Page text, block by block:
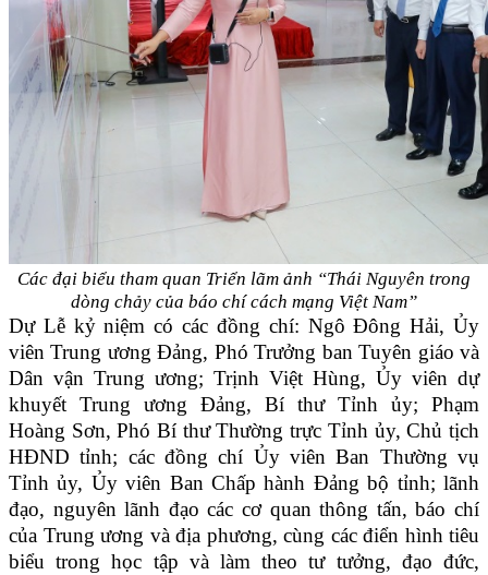
Các đại biểu tham quan Triển lãm ảnh “Thái Nguyên trong
dòng chảy của báo chí cách mạng Việt Nam”
Dự Lễ kỷ niệm có các đồng chí: Ngô Đông Hải, Ủy
viên Trung ương Đảng, Phó Trưởng ban Tuyên giáo và
Dân vận Trung ương; Trịnh Việt Hùng, Ủy viên dự
khuyết Trung ương Đảng, Bí thư Tỉnh ủy; Phạm
Hoàng Sơn, Phó Bí thư Thường trực Tỉnh ủy, Chủ tịch
HĐND tỉnh; các đồng chí Ủy viên Ban Thường vụ
Tỉnh ủy, Ủy viên Ban Chấp hành Đảng bộ tỉnh; lãnh
đạo, nguyên lãnh đạo các cơ quan thông tấn, báo chí
của Trung ương và địa phương, cùng các điển hình tiêu
biểu trong học tập và làm theo tư tưởng, đạo đức,